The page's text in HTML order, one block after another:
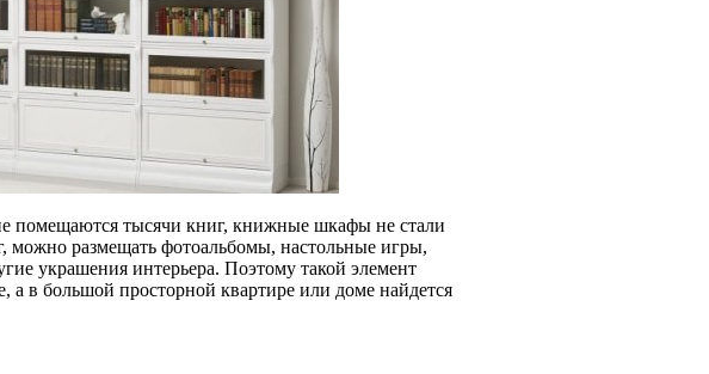
помещаются тысячи книг, книжные шкафы не стали
размещать фотоальбомы, настольные игры,
украшения интерьера. Поэтому такой элемент
а в большой просторной квартире или доме найдется